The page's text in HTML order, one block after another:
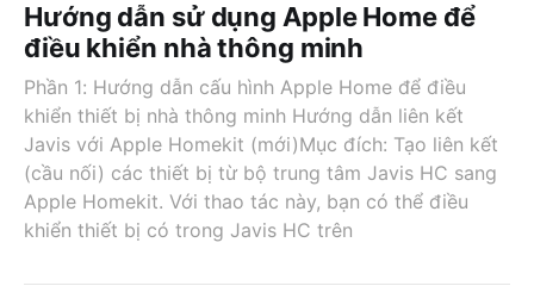
Hướng dẫn sử dụng Apple Home để
điều khiển nhà thông minh
Phần 1: Hướng dẫn cấu hình Apple Home để điều
khiển thiết bị nhà thông minh Hướng dẫn liên kết
Javis với Apple Homekit (mới)Mục đích: Tạo liên kết
(cầu nối) các thiết bị từ bộ trung tâm Javis HC sang
Apple Homekit. Với thao tác này, bạn có thể điều
khiển thiết bị có trong Javis HC trên